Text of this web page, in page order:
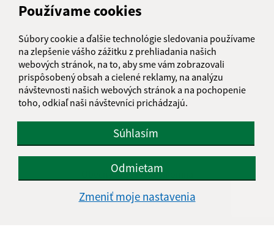
Používame cookies
Súbory cookie a ďalšie technológie sledovania používame
na zlepšenie vášho zážitku z prehliadania našich
webových stránok, na to, aby sme vám zobrazovali
prispôsobený obsah a cielené reklamy, na analýzu
návštevnosti našich webových stránok a na pochopenie
toho, odkiaľ naši návštevníci prichádzajú.
Súhlasím
Odmietam
Zmeniť moje nastavenia
Deň
Čas doobeda
Utorok:
08.00 - 12:30
Streda:
08.00 - 12:30 13:30 - 17:00
Štvrtok:
nestránkový deň
Piatok:
08.00 - 12:30
Obedňajšia prestávka:12:30 - 13:30
Obecný úrad Malá Čalomija
991 08 Lesenice